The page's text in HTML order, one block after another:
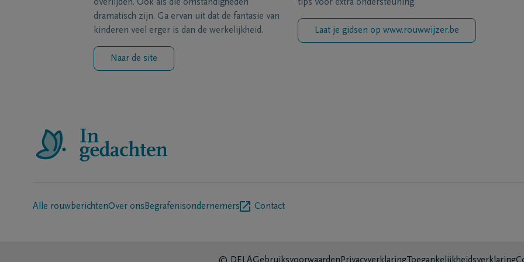
overlijden. Ook als die omstandigheden
dramatisch zijn. Ga ervan uit dat de fantasie van
kinderen veel erger is dan de werkelijkheid.
Naar de site
tips voor extra ondersteuning.
Laat je gidsen op www.rouwwijzer.be
Alle rouwberichtenOver ons Begrafenisondernemers Contact